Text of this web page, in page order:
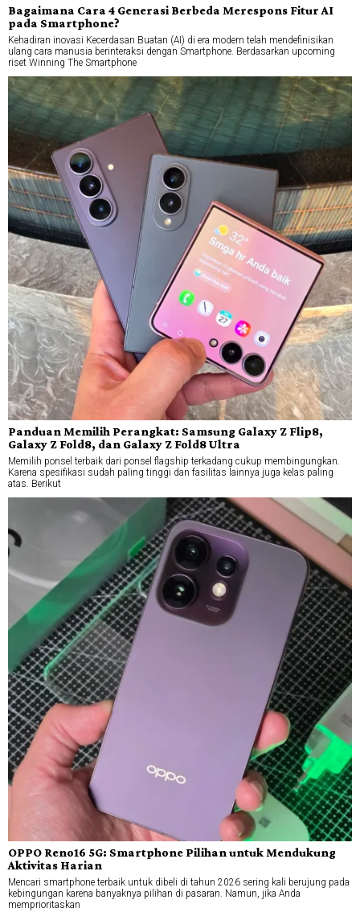
Bagaimana Cara 4 Generasi Berbeda Merespons Fitur AI
pada Smartphone?
Kehadiran inovasi Kecerdasan Buatan (AI) di era modern telah mendefinisikan
ulang cara manusia berinteraksi dengan Smartphone. Berdasarkan upcoming
riset Winning The Smartphone
Panduan Memilih Perangkat: Samsung Galaxy Z Flip8,
Galaxy Z Fold8, dan Galaxy Z Fold8 Ultra
Memilih ponsel terbaik dari ponsel flagship terkadang cukup membingungkan.
Karena spesifikasi sudah paling tinggi dan fasilitas lainnya juga kelas paling
atas. Berikut
OPPO Reno16 5G: Smartphone Pilihan untuk Mendukung
Aktivitas Harian
Mencari smartphone terbaik untuk dibeli di tahun 2026 sering kali berujung pada
kebingungan karena banyaknya pilihan di pasaran. Namun, jika Anda
memprioritaskan